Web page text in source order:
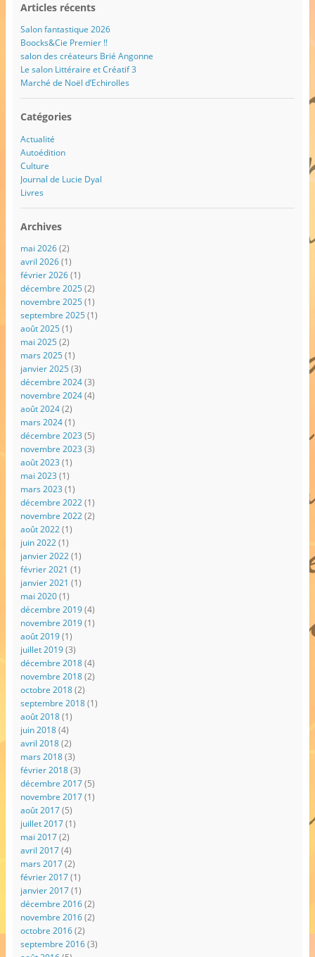
Articles récents
Salon fantastique 2026
Boocks&Cie Premier !!
salon des créateurs Brié Angonne
Le salon Littéraire et Créatif 3
Marché de Noël d’Echirolles
Catégories
Actualité
Autoédition
Culture
Journal de Lucie Dyal
Livres
Archives
mai 2026(2)
avril 2026(1)
février 2026(1)
décembre 2025(2)
novembre 2025(1)
septembre 2025(1)
août 2025(1)
mai 2025(2)
mars 2025(1)
janvier 2025(3)
décembre 2024(3)
novembre 2024(4)
août 2024(2)
mars 2024(1)
décembre 2023 (5)
novembre 2023 (3)
août 2023 (1)
mai 2023 (1)
mars 2023 (1)
décembre 2022(1)
novembre 2022(2)
août 2022(1)
juin 2022(1)
janvier 2022(1)
février 2021 (1)
janvier 2021 (1)
mai 2020(1)
décembre 2019(4)
novembre 2019(1)
août 2019(1)
juillet 2019(3)
décembre 2018(4)
novembre 2018(2)
octobre 2018(2)
septembre 2018(1)
août 2018(1)
juin 2018(4)
avril 2018(2)
mars 2018(3)
février 2018(3)
décembre 2017(5)
novembre 2017(1)
août 2017(5)
juillet 2017(1)
mai 2017(2)
avril 2017(4)
mars 2017(2)
février 2017(1)
janvier 2017(1)
décembre 2016(2)
novembre 2016(2)
octobre 2016(2)
septembre 2016(3)